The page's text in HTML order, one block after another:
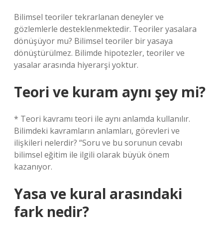
Bilimsel teoriler tekrarlanan deneyler ve
gözlemlerle desteklenmektedir. Teoriler yasalara
dönüşüyor mu? Bilimsel teoriler bir yasaya
dönüştürülmez. Bilimde hipotezler, teoriler ve
yasalar arasında hiyerarşi yoktur.
Teori ve kuram aynı şey mi?
* Teori kavramı teori ile aynı anlamda kullanılır.
Bilimdeki kavramların anlamları, görevleri ve
ilişkileri nelerdir? “Soru ve bu sorunun cevabı
bilimsel eğitim ile ilgili olarak büyük önem
kazanıyor.
Yasa ve kural arasındaki
fark nedir?